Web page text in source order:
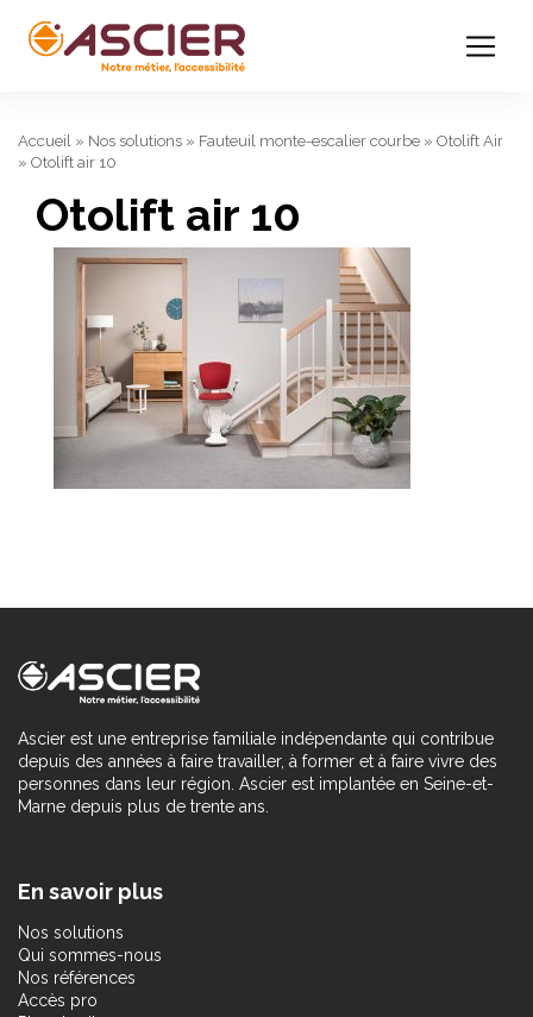
Accueil » Nos solutions » Fauteuil monte-escalier courbe » Otolift Air
» Otolift air 10
Otolift air 10
Ascier est une entreprise familiale indépendante qui contribue
depuis des années à faire travailler, à former et à faire vivre des
personnes dans leur région. Ascier est implantée en Seine-et-
Marne depuis plus de trente ans.
En savoir plus
Nos solutions
Qui sommes-nous
Nos références
Accès pro